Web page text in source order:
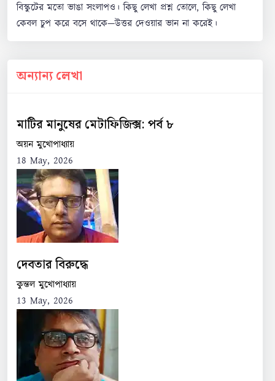
বিস্কুটের মতো ভাঙা সংলাপও। কিছু লেখা প্রশ্ন তোলে, কিছু লেখা
কেবল চুপ করে বসে থাকে—উত্তর দেওয়ার ভান না করেই।
অন্যান্য লেখা
মাটির মানুষের মেটাফিজিক্স: পর্ব ৮
অয়ন মুখোপাধ্যায়
18 May, 2026
দেবতার বিরুদ্ধে
কুন্তল মুখোপাধ্যায়
13 May, 2026